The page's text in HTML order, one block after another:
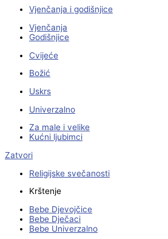
Vjenčanja i godišnjice
Vjenčanja
Godišnjice
Cvijeće
Božić
Uskrs
Univerzalno
Za male i velike
Kućni ljubimci
Zatvori
Religijske svečanosti
Krštenje
Bebe Djevojčice
Bebe Dječaci
Bebe Univerzalno